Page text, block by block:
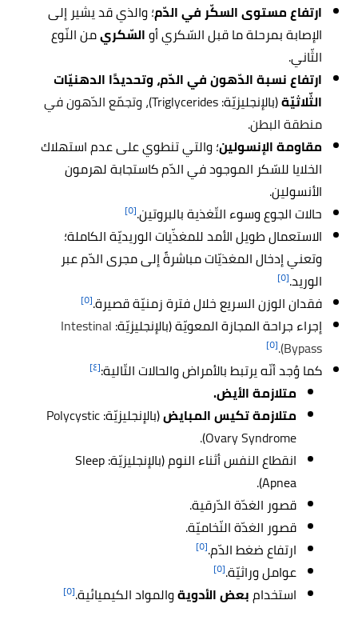
ارتفاع مستوى السكّر في الدّم؛والذي قد يشير إلى
الإصابة بمرحلة ما قبل السّكري أوالسّكريمن النّوع
الثّاني.
ارتفاع نسبة الدّهون في الدّم، وتحديدًا الدهنيّات
الثّلاثيّة(بالإنجليزيّة:
Triglycerides)، وتجمّع الدّهون في
منطقة البطن.
مقاومة الإنسولين؛ والتي تنطوي على عدم استهلاك
الخلايا للسّكر الموجود في الدّم كاستجابة لهرمون
الأنسولين.
حالات الجوع وسوء التّغذية بالبروتين.[٥]
الاستعمال طويل الأمد للمغذّيات الوريديّة الكاملة؛
وتعني إدخال المغذيّات مباشرةً إلى مجرى الدّم عبر
الوريد.[٥]
فقدان الوزن السريع خلال فترة زمنيّة قصيرة.[٥]
إجراء جراحة المجازة المعويّة (بالإنجليزيّة: Intestinal
Bypass). [٥]
كما وُجد أنّه يرتبط بالأمراض والحالات التّالية:[٤]
متلازمة الأيض.
متلازمة تكيس المبايض(بالإنجليزيّة:Polycystic
Ovary Syndrome).
انقطاع النفس أثناء النوم (بالإنجليزيّة: Sleep
Apnea).
قصور الغدّة الدّرقية.
قصور الغدّة النّخاميّة.
ارتفاع ضغط الدّم.[٥]
عوامل وراثيّة.[٥]
استخدامبعض الأدويةوالمواد الكيميائية.[٥]